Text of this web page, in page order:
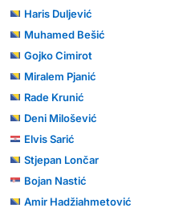
Haris Duljević
Muhamed Bešić
Gojko Cimirot
Miralem Pjanić
Rade Krunić
Deni Milošević
Elvis Sarić
Stjepan Lončar
Bojan Nastić
Amir Hadžiahmetović